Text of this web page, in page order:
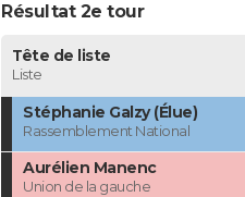
Résultat 2e tour
Tête de liste
Liste
Stéphanie Galzy (Élue)
Rassemblement National
Aurélien Manenc
Union de la gauche